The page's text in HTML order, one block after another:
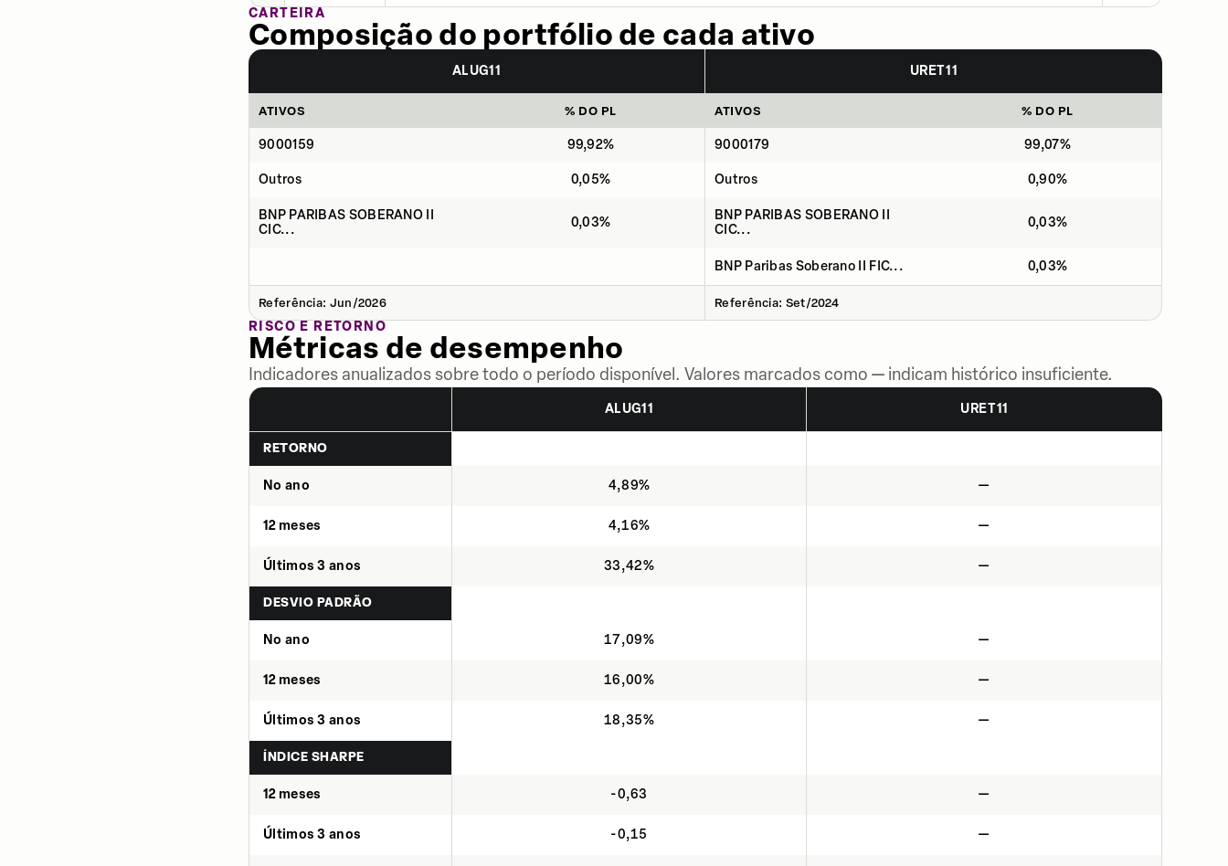
CARTEIRA
Composição do portfólio de cada ativo
ALUG11 URET11
ATIVOS % DO PL ATIVOS % DO PL
9000159 99,92% 9000179 99,07%
Outros 0,05% Outros 0,90%
BNP PARIBAS SOBERANO II
CIC...
0,03%
BNP PARIBAS SOBERANO II
CIC...
0,03%
BNP Paribas Soberano II FIC... 0,03%
Referência: Jun/2026 Referência: Set/2024
RISCO E RETORNO
Métricas de desempenho
Indicadores anualizados sobre todo o período disponível. Valores marcados como — indicam histórico insuficiente.
ALUG11 URET11
RETORNO
No ano 4,89% —
12 meses 4,16% —
Últimos 3 anos 33,42% —
DESVIO PADRÃO
No ano 17,09% —
12 meses 16,00% —
Últimos 3 anos 18,35% —
ÍNDICE SHARPE
12 meses -0,63 —
Últimos 3 anos -0,15 —